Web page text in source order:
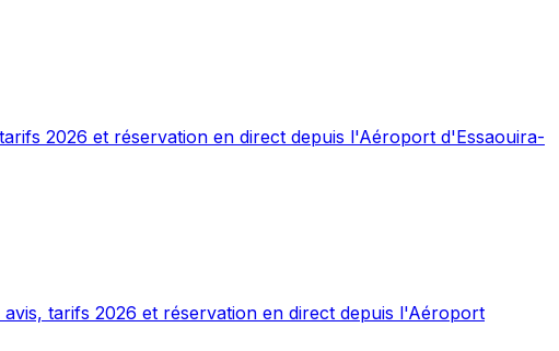
2026 et réservation en direct depuis l'Aéroport d'Essaouira-
tarifs 2026 et réservation en direct depuis l'Aéroport